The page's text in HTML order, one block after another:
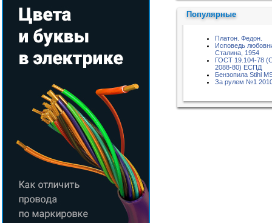
Популярные
Платон. Федон.
Исповедь
Сталина, 1954
ГОСТ 19.104-78
2088-80) ЕСПД
Бензопила Stihl
За рулем №1